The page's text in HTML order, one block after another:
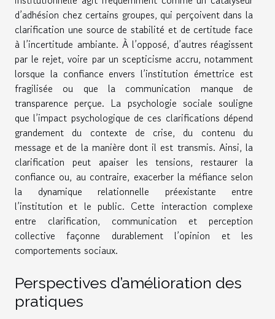
d’adhésion chez certains groupes, qui perçoivent dans la
clarification une source de stabilité et de certitude face
à l’incertitude ambiante. À l’opposé, d’autres réagissent
par le rejet, voire par un scepticisme accru, notamment
lorsque la confiance envers l’institution émettrice est
fragilisée ou que la communication manque de
transparence perçue. La psychologie sociale souligne
que l’impact psychologique de ces clarifications dépend
grandement du contexte de crise, du contenu du
message et de la manière dont il est transmis. Ainsi, la
clarification peut apaiser les tensions, restaurer la
confiance ou, au contraire, exacerber la méfiance selon
la dynamique relationnelle préexistante entre
l’institution et le public. Cette interaction complexe
entre clarification, communication et perception
collective façonne durablement l’opinion et les
comportements sociaux.
Perspectives d’amélioration des
pratiques